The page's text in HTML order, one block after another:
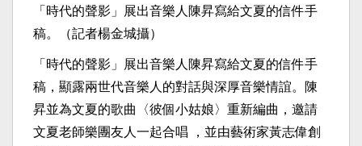
「時代的聲影」展出音樂人陳昇寫給文夏的信件手
稿。（記者楊金城攝）
「時代的聲影」展出音樂人陳昇寫給文夏的信件手
稿，顯露兩世代音樂人的對話與深厚音樂情誼。陳
昇並為文夏的歌曲〈彼個小姑娘〉重新編曲，邀請
文夏老師樂團友人一起合唱 ，並由藝術家黃志偉創